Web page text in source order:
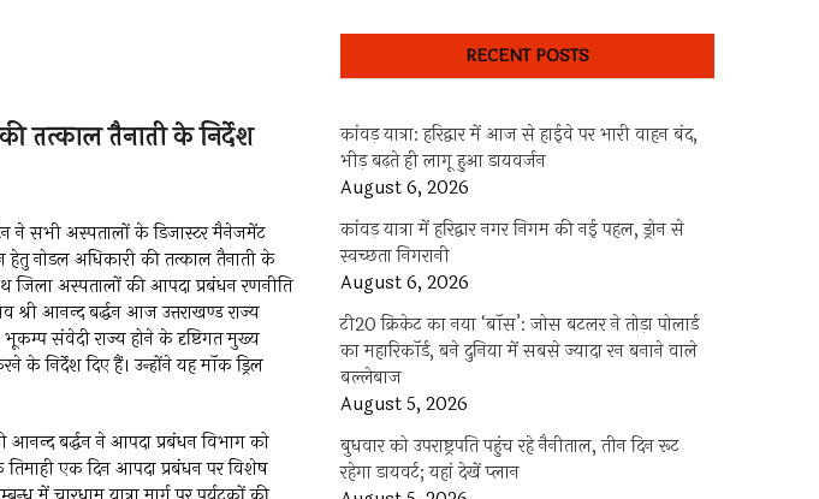
u
u
t
तत्काल तैनाती के निर्देश
ने सभी अस्पतालों के डिजास्टर मैनेजमेंट
हेतु नोडल अधिकारी की तत्काल तैनाती के
जिला अस्पतालों की आपदा प्रबंधन रणनीति
आनन्द बर्द्धन आज उत्तराखण्ड राज्य
भूकम्प संवेदी राज्य होने के दृष्टिगत मुख्य
निर्देश दिए हैं। उन्होंने यह मॉक ड्रिल
बर्द्धन ने आपदा प्रबंधन विभाग को
एक दिन आपदा प्रबंधन पर विशेष
RECENT POSTS
कांवड़ यात्रा: हरिद्वार में आज से हाईवे पर भारी वाहन बंद,
भीड़ बढ़ते ही लागू हुआ डायवर्जन
August 6, 2026
कांवड़ यात्रा में हरिद्वार नगर निगम की नई पहल, ड्रोन से
स्वच्छता निगरानी
August 6, 2026
टी20 क्रिकेट का नया ‘बॉस’: जोस बटलर ने तोड़ा पोलार्ड
का महारिकॉर्ड, बने दुनिया में सबसे ज्यादा रन बनाने वाले
बल्लेबाज
August 5, 2026
बुधवार को उपराष्ट्रपति पहुंच रहे नैनीताल, तीन दिन रूट
रहेगा डायवर्ट; यहां देखें प्‍लान